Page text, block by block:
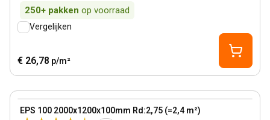
250+ pakken op voorraad
Vergelijken
€ 26,78 p/m²
EPS 100 2000x1200x100mm Rd:2,75 (=2,4 m²)
View product